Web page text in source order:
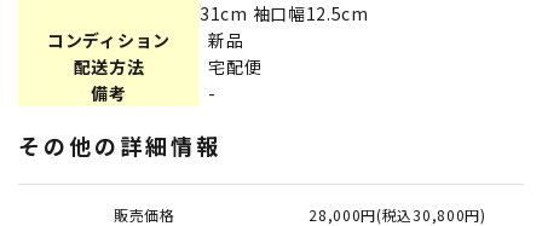
31cm 袖口幅12.5cm
コンディション
新品
配送方法
宅配便
備考
-
その他の詳細情報
販売価格 28,000円(税込30,800円)